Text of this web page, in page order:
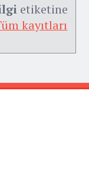
etiketine
kayıtları